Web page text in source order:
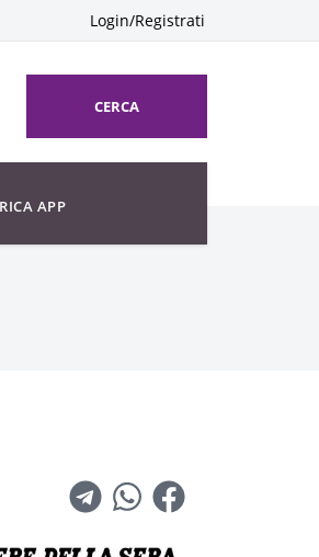
Login/Registrati
CERCA
APP